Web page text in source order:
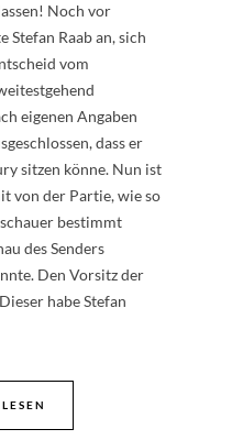
Noch vor
Stefan Raab an, sich
vom
eigenen Angaben
dass er
sitzen könne. Nun ist
von der Partie, wie so
bestimmt
des Senders
Den Vorsitz der
habe Stefan